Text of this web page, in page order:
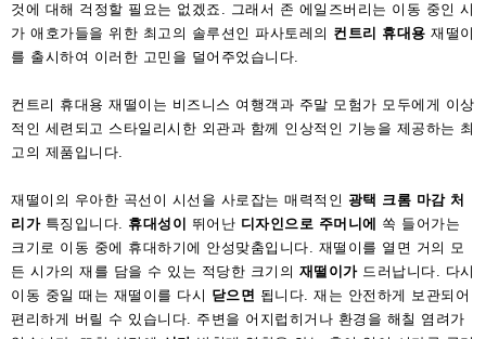
것에 대해 걱정할 필요는 없겠죠. 그래서 존 에일즈버리는 이동 중인 시
가 애호가들을 위한 최고의 솔루션인 파사토레의 컨트리 휴대용 재떨이
를 출시하여 이러한 고민을 덜어주었습니다.
컨트리 휴대용 재떨이는 비즈니스 여행객과 주말 모험가 모두에게 이상
적인 세련되고 스타일리시한 외관과 함께 인상적인 기능을 제공하는 최
고의 제품입니다.
재떨이의 우아한 곡선이 시선을 사로잡는 매력적인 광택 크롬 마감 처
리가 특징입니다. 휴대성이 뛰어난 디자인으로 주머니에
쏙 들어가는
크기로 이동 중에 휴대하기에 안성맞춤입니다. 재떨이를 열면 거의 모
든 시가의 재를 담을 수 있는 적당한 크기의 재떨이가드러납니다. 다시
이동 중일 때는 재떨이를 다시 닫으면 됩니다. 재는 안전하게 보관되어
편리하게 버릴 수 있습니다. 주변을 어지럽히거나 환경을 해칠 염려가